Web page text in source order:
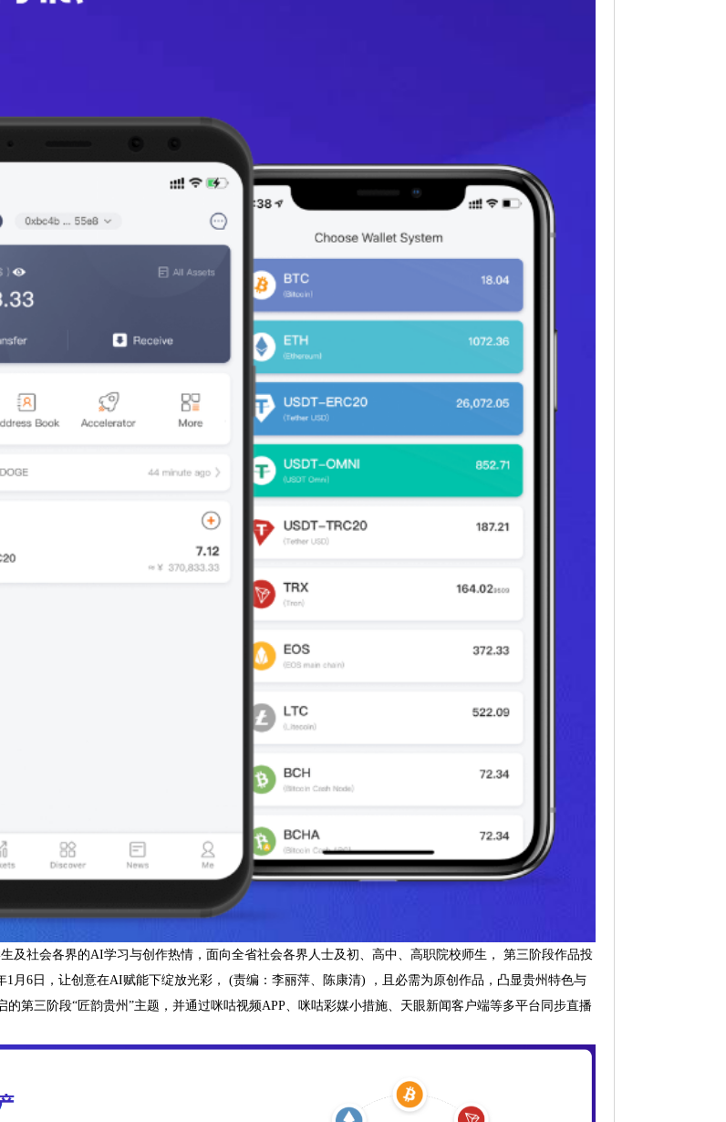
及社会各界的AI学习与创作热情，面向全省社会各界人士及初、高中、高职院校师生， 第三阶段作品投
1月6日，让创意在AI赋能下绽放光彩， (责编：李丽萍、陈康清) ，且必需为原创作品，凸显贵州特色与
的第三阶段“匠韵贵州”主题，并通过咪咕视频APP、咪咕彩媒小措施、天眼新闻客户端等多平台同步直播